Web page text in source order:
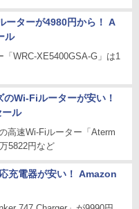
ーターが4980円から！ A
ル
WRC-XE5400GSA-G」は1
Wi-Fiルーターが安い！
ル
高速Wi-Fiルーター「Aterm
5822円など
充電器が安い！ Amazon